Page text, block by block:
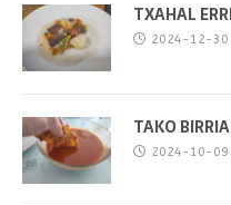
TXAHAL
2024-12-30
TAKO BIRRIA
2024-10-09